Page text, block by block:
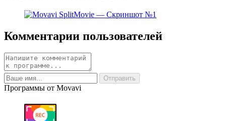
Комментарии пользователей
Программы от Movavi